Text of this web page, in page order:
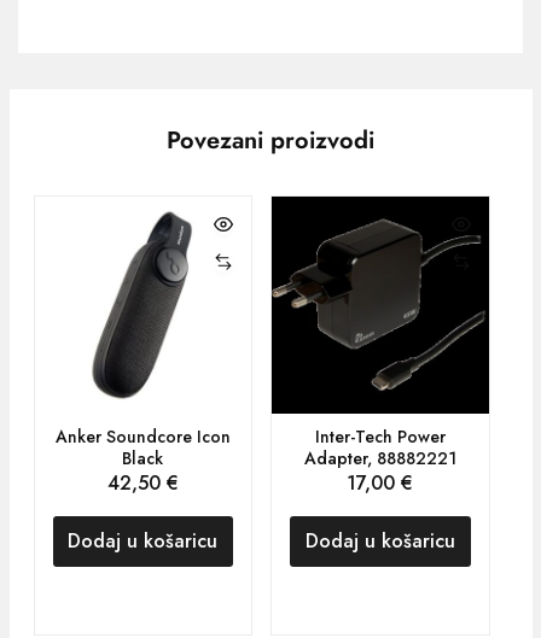
Povezani proizvodi
Anker Soundcore Icon
Black
42,50 €
Dodaj u košaricu
Inter-Tech Power
Adapter, 88882221
17,00€
Dodaj u košaricu